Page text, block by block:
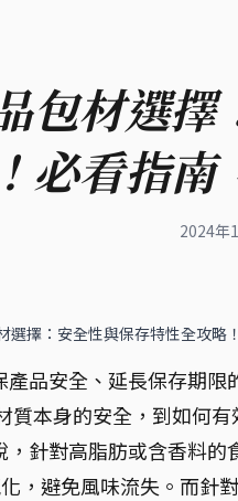
包材選
必看指南
2024年
選擇：安全性與保存特性全攻
品安全、延長保存期
質本身的安全，到如何
針對高脂肪或含香料
，避免風味流失。而針